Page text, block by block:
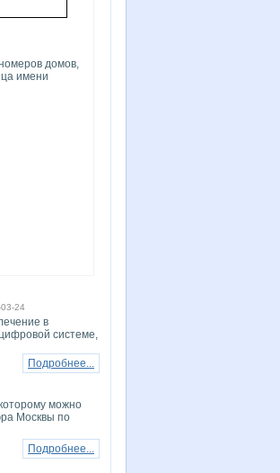
домов,
имени
24
в
системе,
Подробнее...
можно
Москвы по
Подробнее...